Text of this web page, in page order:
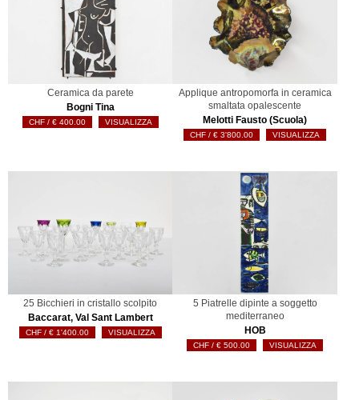
Ceramica da parete
Bogni Tina
€400.00 VISUALIZZA
Applique antropomorfa in ceramica
smaltata opalescente
Melotti Fausto (Scuola)
€ 3'800.00 VISUALIZZA
25 Bicchieri in cristallo scolpito
Baccarat, Val Sant Lambert
€1'400.00 VISUALIZZA
5 Piatrelle dipinte a soggetto
mediterraneo
HOB
€ 500.00 VISUALIZZA